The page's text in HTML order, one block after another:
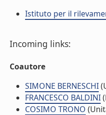
Istituto per il
Incoming links:
Coautore
SIMONE BERNESCHI
FRANCESCO BALDINI
COSIMO TRONO